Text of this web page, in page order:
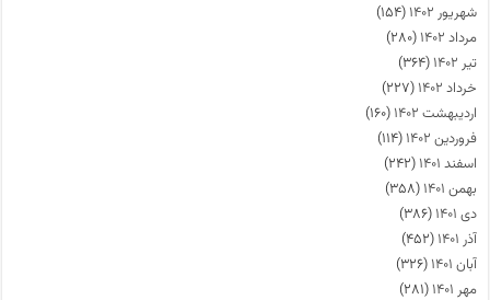
شهریور ۱۴۰۲
(۱۵۴)
مرداد ۱۴۰۲
(۲۸۰)
تیر ۱۴۰۲
(۳۶۴)
خرداد ۱۴۰۲
(۲۲۷)
اردیبهشت ۱۴۰۲
(۱۶۰)
فروردین ۱۴۰۲
(۱۱۴)
اسفند ۱۴۰۱
(۲۴۲)
بهمن ۱۴۰۱
(۳۵۸)
دی ۱۴۰۱
(۳۸۶)
آذر ۱۴۰۱
(۴۵۲)
آبان ۱۴۰۱
(۳۲۶)
مهر ۱۴۰۱
(۲۸۱)